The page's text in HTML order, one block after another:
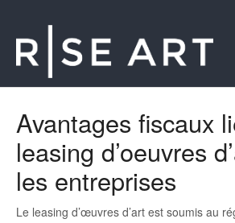
Avantages fiscaux
leasing d’oeuvres
les entreprises
Le leasing d’œuvres d’art est soumis au